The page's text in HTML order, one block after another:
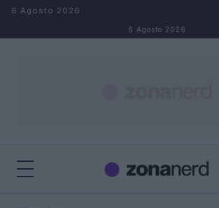
Salta al contenuto
6 Agosto 2026
6 Agosto 2026